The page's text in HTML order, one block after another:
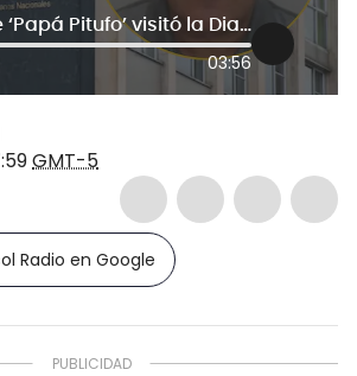
Ficha de ‘Papá Pitufo’ visitó la Dian en cinco ocasiones
03:56
GMT-5
Radio en Google